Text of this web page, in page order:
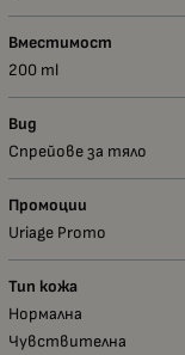
Вместимост
200 ml
Вид
Спрейове за тяло
Промоции
Uriage Promo
Тип кожа
Нормална
Чувствителна